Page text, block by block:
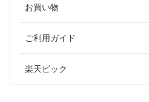
お買い物
ご利用ガイド
楽天ビック